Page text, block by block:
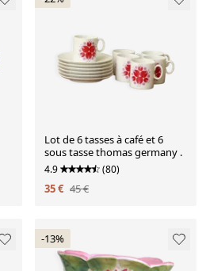
Lot de 6 tasses à café et 6
sous tasse thomas germany .
4.9 (80)
35 € 45 €
-13%